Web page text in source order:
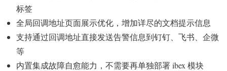
标签
全局回调地址页面展示优化，增加详尽的文档提示信息
支持通过回调地址直接发送告警信息到钉钉、飞书、企微
等
内置集成故障自愈能力，不需要再单独部署 ibex 模块